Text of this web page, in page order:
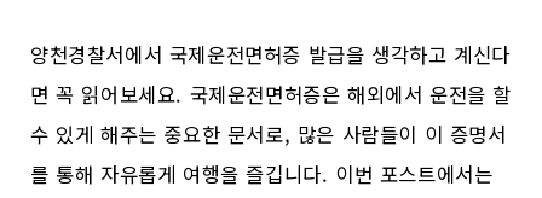
양천경찰서에서 국제운전면허증 발급을 생각하고 계신다
면 꼭 읽어보세요. 국제운전면허증은 해외에서 운전을 할
수 있게 해주는 중요한 문서로, 많은 사람들이 이 증명서
를 통해 자유롭게 여행을 즐깁니다. 이번 포스트에서는